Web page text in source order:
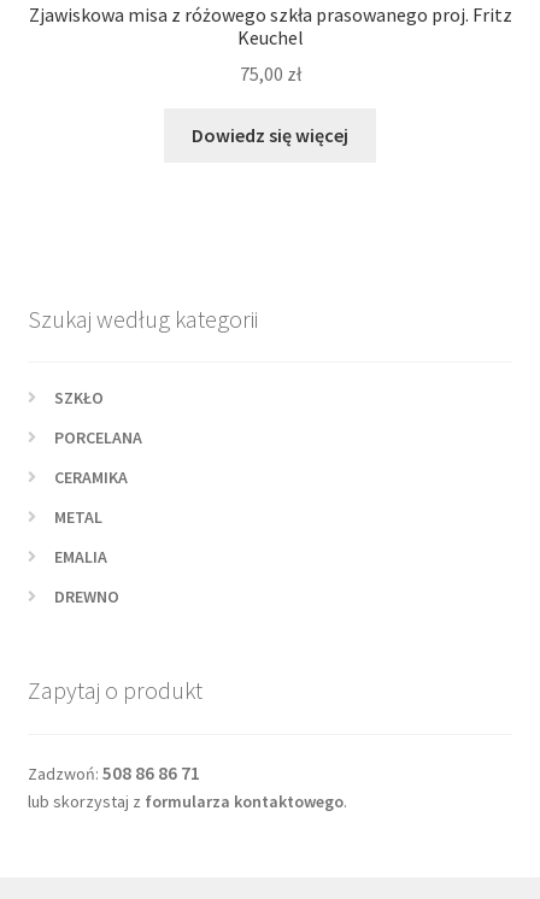
Zjawiskowa misa z różowego szkła prasowanego proj. Fritz
Keuchel
75,00 zł
Dowiedz się więcej
Szukaj według kategorii
SZKŁO
PORCELANA
CERAMIKA
METAL
EMALIA
DREWNO
Zapytaj o produkt
Zadzwoń: 508 86 86 71
lub skorzystaj z formularza kontaktowego.